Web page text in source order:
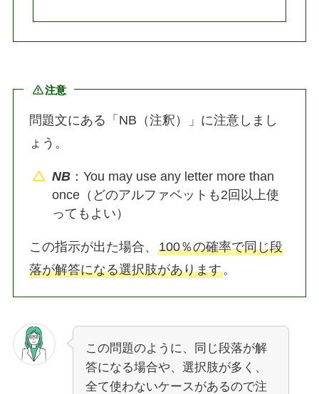
注意
問題文にある「NB（注釈）」に注意しまし
ょう。
NB：You may use any letter more than
once（どのアルファベットも2回以上使
ってもよい）
この指示が出た場合、100％の確率で同じ段
落が解答になる選択肢があります。
この問題のように、同じ段落が解
答になる場合や、選択肢が多く、
全て使わないケースがあるので注